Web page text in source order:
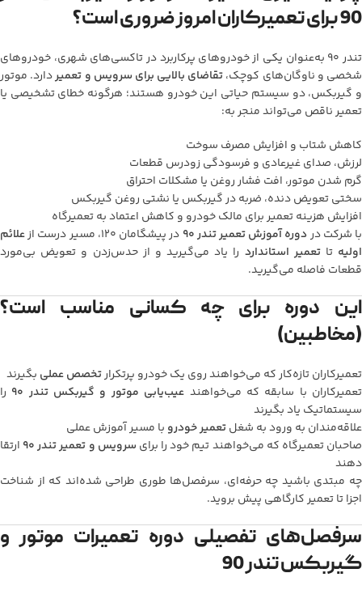
90 برای تعمیرکاران امروز ضروری است؟
تندر 90 به‌عنوان یکی از خودروهای پرکاربرد در تاکسی‌های شهری، خودروهای
شخصی و ناوگان‌های کوچک،تقاضای بالایی برای سرویس و تعمیردارد. موتور
و گیربکس، دو سیستم حیاتی این خودرو هستند؛ هرگونه خطای تشخیصی یا
تعمیر ناقص می‌تواند منجر به:
کاهش شتاب و افزایش مصرف سوخت
لرزش، صدای غیرعادی و فرسودگی زودرس قطعات
گرم شدن موتور، افت فشار روغن یا مشکلات احتراق
سختی تعویض دنده، ضربه در گیربکس یا نشتی روغن گیربکس
افزایش هزینه تعمیر برای مالک خودرو و کاهش اعتماد به تعمیرگاه
با شرکت دردوره آموزش تعمیر تندر 90 در پیشگامان 120، مسیر درست از
علائم
اولیه تاتعمیر استاندارد را یاد می‌گیرید و از حدس‌زدن و تعویض بی‌مورد
قطعات فاصله می‌گیرید.
این دوره برای چه کسانی مناسب است؟
(مخاطبین)
تعمیرکاران تازه‌کار که می‌خواهند روی یک خودرو پرتکرارتخصص عملی بگیرند
تعمیرکاران با سابقه که می‌خواهند عیب‌یابی موتور و گیربکس تندر 90
را
سیستماتیک یاد بگیرند
علاقه‌مندان به ورود به شغلتعمیر خودرو با مسیر آموزش عملی
صاحبان تعمیرگاه که می‌خواهند تیم خود را برای سرویس و تعمیر تندر 90
ارتقا
دهند
چه مبتدی باشید چه حرفه‌ای، سرفصل‌ها طوری طراحی شده‌اند که از شناخت
اجزا تا تعمیر کارگاهی پیش بروید.
سرفصل‌های تفصیلی دوره تعمیرات موتور و
گیربکس تندر 90